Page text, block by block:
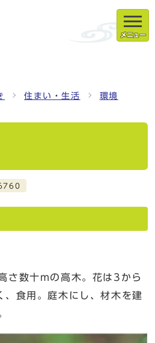
メニュー
住まい・生活 環境
さ数十mの高木。花は3から
、食用。庭木にし、材木を建